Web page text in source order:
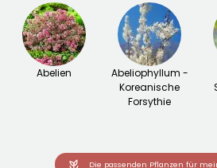
Abelien
Abeliophyllum -
Koreanische
Forsythie
Die passenden Pflanzen für